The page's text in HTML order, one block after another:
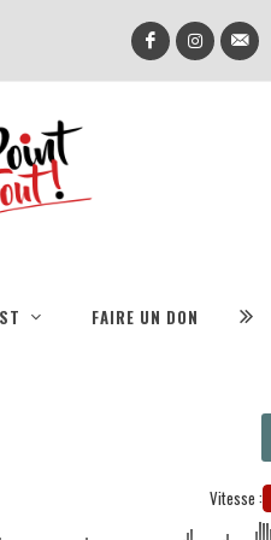
FAIRE UN DON
Vitesse :